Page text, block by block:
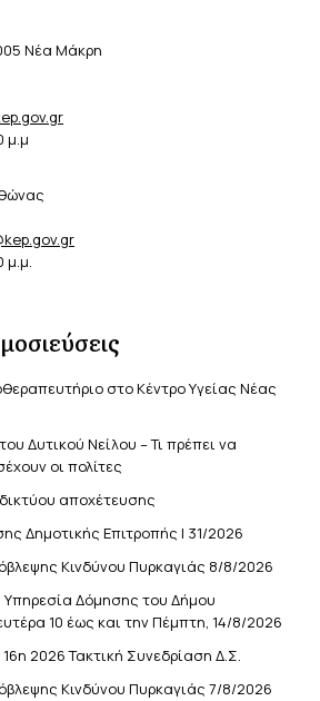
Νέα Μάκρη
μ.μ
μ.μ.
στο Κέντρο Υγείας Νέας
Δυτικού Νείλου – Τι πρέπει να
οι πολίτες
αποχέτευσης
Δημοτικής Επιτροπής | 31/2026
Κινδύνου Πυρκαγιάς 8/8/2026
Υπηρεσία Δόμησης του Δήμου
10 έως και την Πέμπτη, 14/8/2026
2026 Τακτική Συνεδρίαση Δ.Σ.
Κινδύνου Πυρκαγιάς 7/8/2026